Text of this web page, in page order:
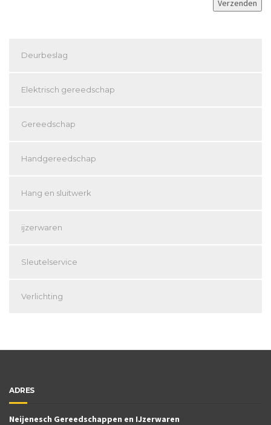
Deurbeslag
Elektrisch gereedschap
Gereedschap
Handgereedschap
Hang en sluitwerk
ijzerwaren
Sleutelservice
Verlichting
ADRES
Neijenesch Gereedschappen en IJzerwaren